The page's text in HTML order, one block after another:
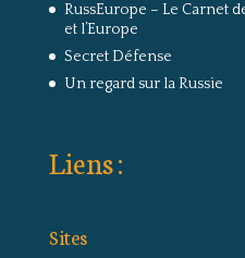
RussEurope – Le Carnet
et l’Europe
Secret Défense
Un regard sur la Russie
Liens :
Sites